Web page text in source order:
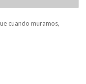
cuando muramos,